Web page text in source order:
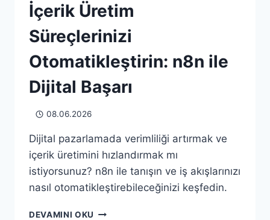
İçerik Üretim
Süreçlerinizi
Otomatikleştirin: n8n ile
Dijital Başarı
08.06.2026
Dijital pazarlamada verimliliği artırmak ve
içerik üretimini hızlandırmak mı
istiyorsunuz? n8n ile tanışın ve iş akışlarınızı
nasıl otomatikleştirebileceğinizi keşfedin.
DEVAMINI OKU İÇERIK